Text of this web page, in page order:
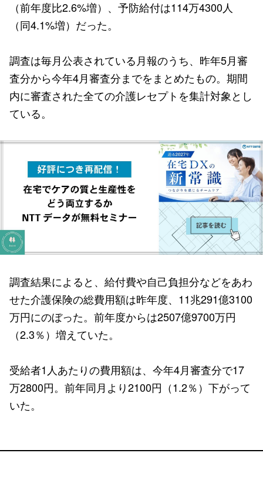
（前年度比2.6%増）、予防給付は114万4300人
（同4.1%増）だった。
調査は毎月公表されている月報のうち、昨年5月審
査分から今年4月審査分までをまとめたもの。期間
内に審査された全ての介護レセプトを集計対象とし
ている。
調査結果によると、給付費や自己負担分などをあわ
せた介護保険の総費用額は昨年度、11兆291億3100
万円にのぼった。前年度からは2507億9700万円
（2.3％）増えていた。
受給者1人あたりの費用額は、今年4月審査分で17
万2800円。前年同月より2100円（1.2％）下がって
いた。